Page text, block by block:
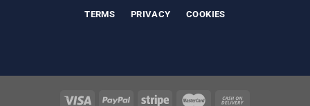
TERMS PRIVACY COOKIES